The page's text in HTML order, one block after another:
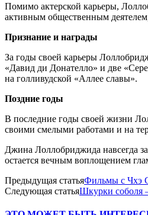
Помимо актерской карьеры,
активным общественным
Признание и награды
За годы своей карьеры
«Давид ди Донателло» и две
на голливудской «Аллее славы».
Поздние годы
В последние годы своей жизни
своими смелыми работами и на
Джина Лоллобриджида навсегда
остается вечным воплощением
Предыдущая статьяФильмы с Чхэ
Следующая статьяШкурки соболя